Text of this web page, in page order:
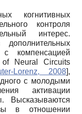
когнитивных
контроля
интерес.
дополнительных
компенсацией
of Neural Circuits
Lorenz, 2008],
с молодыми
активации
Высказываются
в отношении